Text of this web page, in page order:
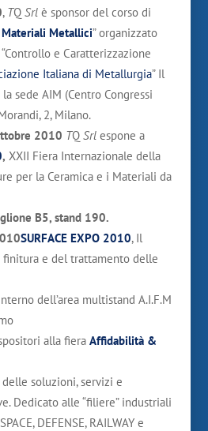
, TQ Srl è sponsor del corso di
Metallici” organizzato
e Caratterizzazione
Italiana di Metallurgia” Il
sede AIM (Centro Congressi
2, Milano.
2010 TQ Srl espone a
, XXII Fiera Internazionale della
per la Ceramica e i Materiali da
B5, stand 190.
SURFACE EXPO 2010, Il
finitura e del trattamento delle
dell’area multistand A.I.F.M
alla fiera Affidabilità &
soluzioni, servizi e
Dedicato alle “filiere” industriali
DEFENSE, RAILWAY e